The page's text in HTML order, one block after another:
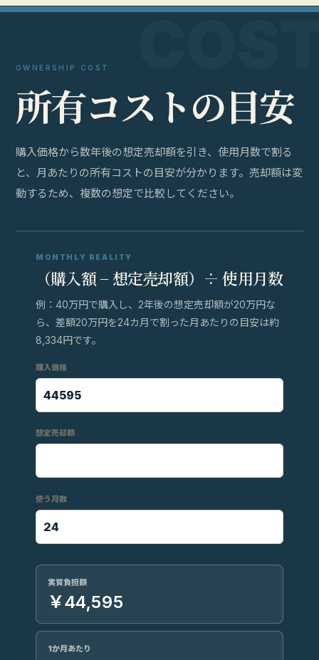
OWNERSHIP COST
所有コス トの目安
購入価格から数年後の想定売却額を引き、使用月数で割る
と、月あたりの所有コストの目安が分かります。売却額は変
動するため、複数の想定で比較してください。
MONTHLY REALITY
（購入額 − 想定売却額）÷ 使用月数
例：40万円で購入し、2年後の想定売却額が20万円な
ら、差額20万円を24カ月で割った月あたりの目安は約
8,334円です。
購入価格
想定売却額
使う月数
実質負担額
￥44,595
1か月あたり